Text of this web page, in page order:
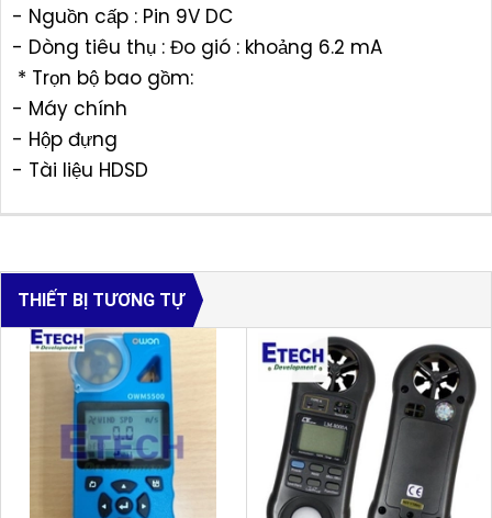
- Nguồn cấp : Pin 9V DC
- Dòng tiêu thụ : Đo gió : khoảng 6.2 mA
* Trọn bộ bao gồm:
- Máy chính
- Hộp đựng
- Tài liệu HDSD
THIẾT BỊ TƯƠNG TỰ